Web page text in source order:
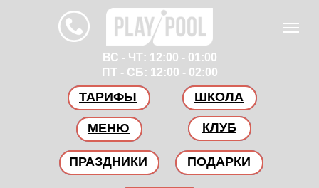
ВС - ЧТ: 12:00 - 01:00
ПТ - СБ: 12:00 - 02:00
ПОДАРКИ
МЕНЮ
ПРАЗДНИКИ
КЛУБ
ШКОЛА
ТАРИФЫ